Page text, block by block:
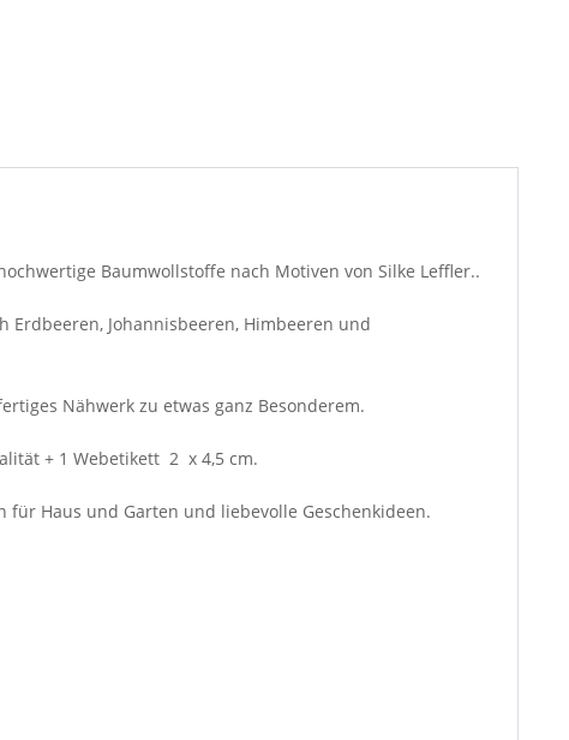
Baumwollstoffe nach Motiven von Silke Leffler..
Johannisbeeren, Himbeeren und
Nähwerk zu etwas ganz Besonderem.
+ 1 Webetikett 2 x 4,5 cm.
Haus und Garten und liebevolle Geschenkideen.